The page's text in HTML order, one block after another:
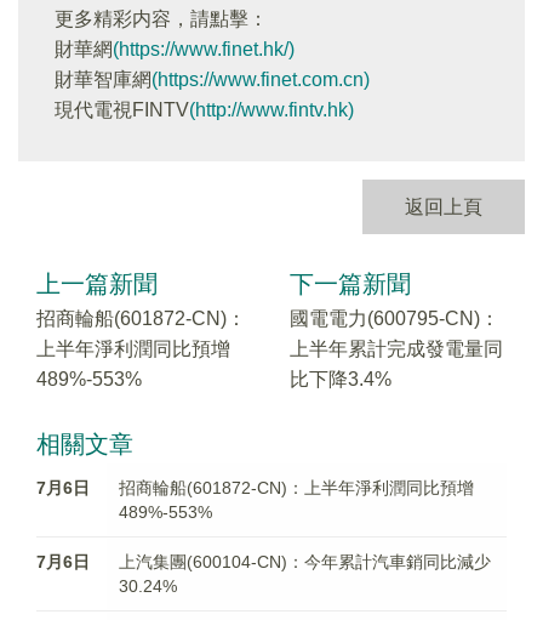
更多精彩内容，請點擊：
財華網(https://www.finet.hk/)
財華智庫網(https://www.finet.com.cn)
現代電視FINTV(http://www.fintv.hk)
返回上頁
上一篇新聞
招商輪船(601872-CN)：
上半年淨利潤同比預增
489%-553%
下一篇新聞
國電電力(600795-CN)：
上半年累計完成發電量同
比下降3.4%
相關文章
7月6日
招商輪船(601872-CN)：上半年淨利潤同比預增
489%-553%
7月6日
上汽集團(600104-CN)：今年累計汽車銷同比減少
30.24%